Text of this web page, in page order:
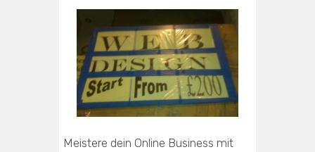
Meistere dein Online Business mit